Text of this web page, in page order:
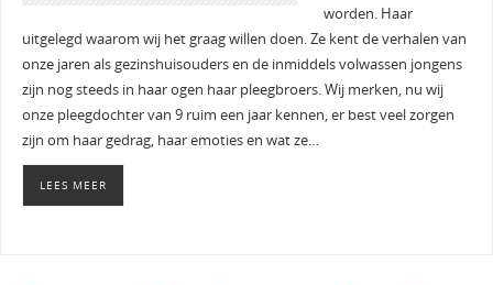
worden. Haar
uitgelegd waarom wij het graag willen doen. Ze kent de verhalen van
onze jaren als gezinshuisouders en de inmiddels volwassen jongens
zijn nog steeds in haar ogen haar pleegbroers. Wij merken, nu wij
onze pleegdochter van 9 ruim een jaar kennen, er best veel zorgen
zijn om haar gedrag, haar emoties en wat ze…
LEES MEER